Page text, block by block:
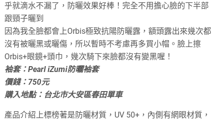
乎就滴水不漏了，防曬效果好棒！完全不用擔心臉的下半部
跟頸子曬到
因為我全臉都會上Orbis極致抗陽防曬露，額頭露出來幾次都
沒有被曬黑或曬傷，所以暫時不考慮再多買小帽。臉上擦
Orbis+眼鏡+頭巾，幾次騎下來臉都沒有變黑喔！
袖套：Pearl iZumi防曬袖套
價錢：750元
購入地點：台北市大安區春田單車
產品介紹上標榜著是防曬材質，UV 50+，內側有網眼材質，